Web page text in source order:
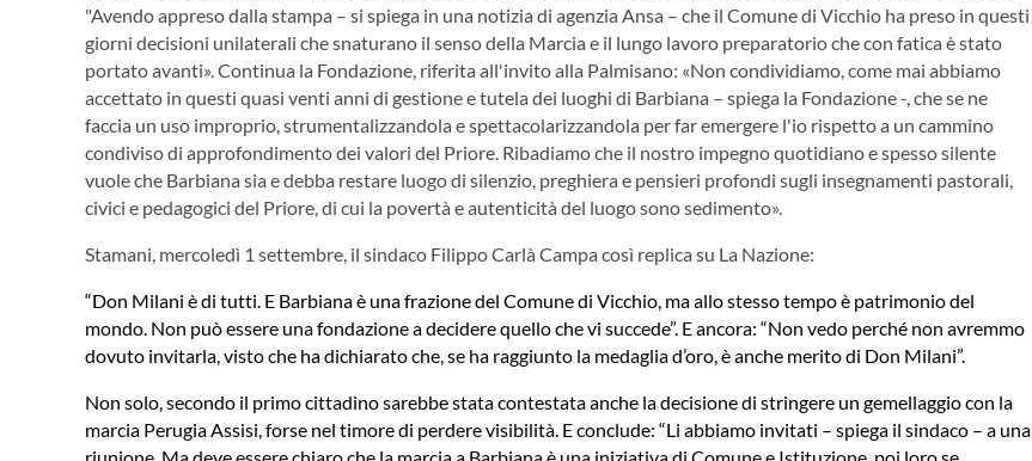
"Avendo appreso dalla stampa – si spiega in una notizia di agenzia Ansa – che il Comune di Vicchio ha preso in questi
giorni decisioni unilaterali che snaturano il senso della Marcia e il lungo lavoro preparatorio che con fatica è stato
portato avanti». Continua la Fondazione, riferita all'invito alla Palmisano: «Non condividiamo, come mai abbiamo
accettato in questi quasi venti anni di gestione e tutela dei luoghi di Barbiana – spiega la Fondazione -, che se ne
faccia un uso improprio, strumentalizzandola e spettacolarizzandola per far emergere l'io rispetto a un cammino
condiviso di approfondimento dei valori del Priore. Ribadiamo che il nostro impegno quotidiano e spesso silente
vuole che Barbiana sia e debba restare luogo di silenzio, preghiera e pensieri profondi sugli insegnamenti pastorali,
civici e pedagogici del Priore, di cui la povertà e autenticità del luogo sono sedimento».
Stamani, mercoledì 1 settembre, il sindaco Filippo Carlà Campa così replica su La Nazione:
“Don Milani è di tutti. E Barbiana è una frazione del Comune di Vicchio, ma allo stesso tempo è patrimonio del
mondo. Non può essere una fondazione a decidere quello che vi succede”. E ancora: “Non vedo perché non avremmo
dovuto invitarla, visto che ha dichiarato che, se ha raggiunto la medaglia d’oro, è anche merito di Don Milani”.
Non solo,secondo il primo cittadino sarebbe stata contestata anche la decisione di stringere un gemellaggio con la
marcia Perugia Assisi, forse nel timore di perdere visibilità. E conclude: “Li abbiamo invitati – spiega il sindaco – a una